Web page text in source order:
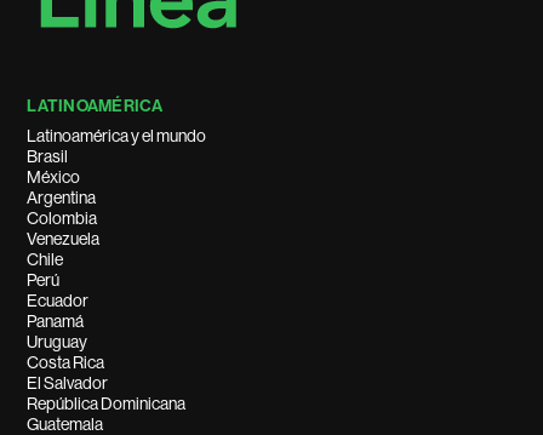
LATINOAMÉRICA
Latinoamérica y el mundo
Brasil
México
Argentina
Colombia
Venezuela
Chile
Perú
Ecuador
Panamá
Uruguay
Costa Rica
El Salvador
República Dominicana
Guatemala